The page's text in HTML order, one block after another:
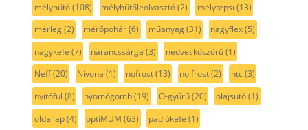
mélyhűtő(108) mélyhűtőleolvasztó(2) mélytepsi (13)
mérleg(2) mérőpohár(6) műanyag(31) nagyflex(5)
nagykefe (7) narancssárga (3) nedvesköszörű(1)
Neff(20) Nivona (1) nofrost(13) no frost(2) ntc(3)
nyitófül (8) nyomógomb(19) O-gyűrű(20) olajsütő(1)
oldallap(4) optiMUM (63) padlókefe (1)